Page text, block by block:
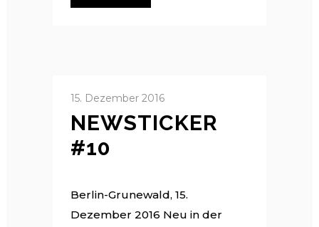
15. Dezember 2016
NEWSTICKER
#10
Berlin-Grunewald, 15.
Dezember 2016 Neu in der